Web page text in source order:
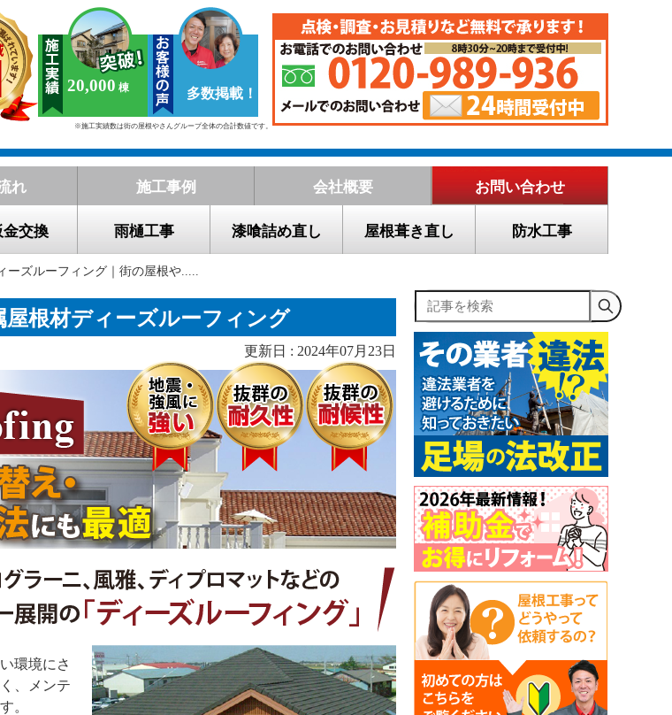
20,000 多数掲載！
※施工実績数は街の屋根やさんグループ全体の合計数値です。
れ 施工事例 会社概要 お問い合わせ
金交換 雨樋工事 漆喰詰め直し 屋根葺き直し 防水工事
ーズルーフィング｜街の屋根や.....
屋根材ディーズルーフィング
更新日 : 2024年07月23日
環境にさ
、メンテ
。
記事を検索